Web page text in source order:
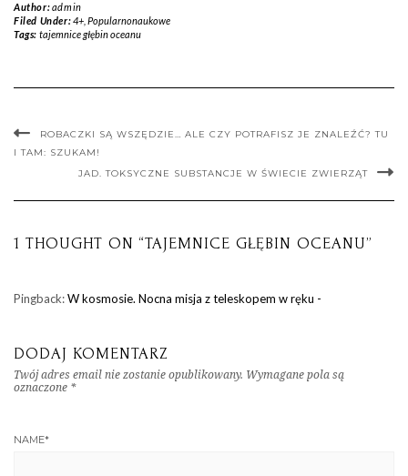
Author:admin
Filed Under:4+, Popularnonaukowe
Tags: tajemnice głębin oceanu
ROBACZKI SĄ WSZĘDZIE… ALE CZY POTRAFISZ JE ZNALEŹĆ? TU
I TAM: SZUKAM!
JAD. TOKSYCZNE SUBSTANCJE W ŚWIECIE ZWIERZĄT
1 THOUGHT ON “TAJEMNICE GŁĘBIN OCEANU”
Pingback:W kosmosie. Nocna misja z teleskopem w ręku -
DODAJ KOMENTARZ
Twój adres email nie zostanie opublikowany. Wymagane pola są
oznaczone *
NAME*